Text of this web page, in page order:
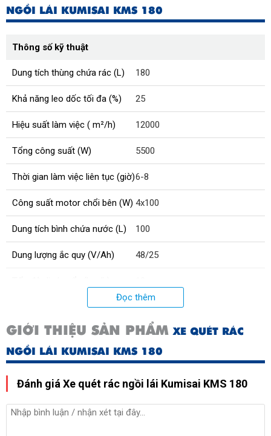
NGỒI LÁI KUMISAI KMS 180
Thông số kỹ thuật
Dung tích thùng chứa rác (L) 180
Khả năng leo dốc tối đa (%) 25
Hiệu suất làm việc ( m²/h) 12000
Tổng công suất (W) 5500
Thời gian làm việc liên tục (giờ)6-8
Công suất motor chổi bên (W) 4x100
Dung tích bình chứa nước (L) 100
Dung lượng ắc quy (V/Ah) 48/25
Độ rộng quét chổi chính (mm) 800
Số lượng chổi bên 4
Xuất xứ Chính hãng
Kích thước máy (mm) 2300 x 2000 x 2100
Phụ kiện
Ắc quy (8v) × 6; Bộ sạc; Chổi
Đọc thêm
GIỚI THIỆU SẢN PHẨMXE QUÉT RÁC
NGỒI LÁI KUMISAI KMS 180
Đánh giá Xe quét rác ngồi lái Kumisai KMS 180